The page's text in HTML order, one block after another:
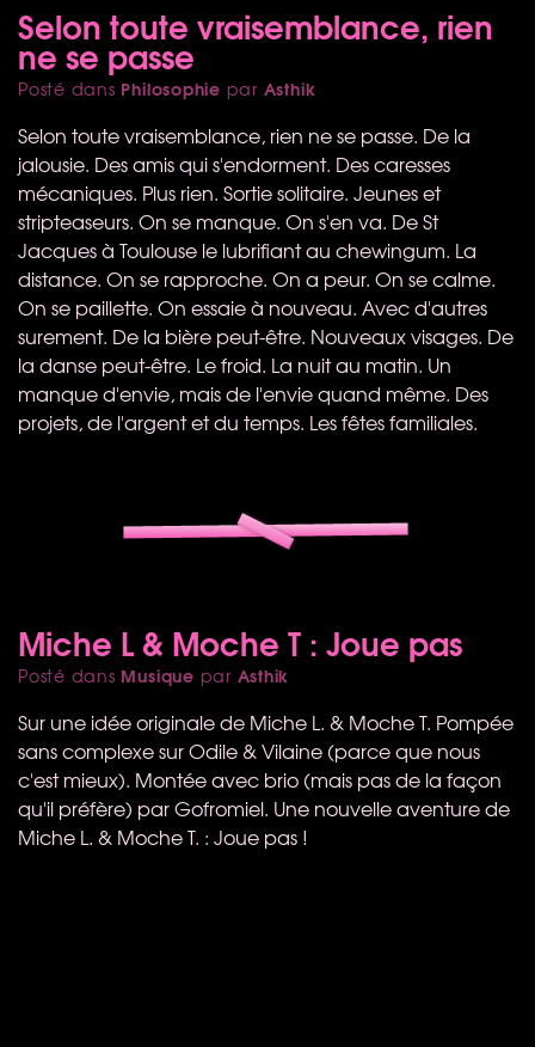
Selon toute vraisemblance, rien
ne se passe
Posté dans Philosophie par Asthik
Selon toute vraisemblance, rien ne se passe. De la
jalousie. Des amis qui s'endorment. Des caresses
mécaniques. Plus rien. Sortie solitaire. Jeunes et
stripteaseurs. On se manque. On s'en va. De St
Jacques à Toulouse le lubrifiant au chewingum. La
distance. On se rapproche. On a peur. On se calme.
On se paillette. On essaie à nouveau. Avec d'autres
surement. De la bière peut-être. Nouveaux visages. De
la danse peut-être. Le froid. La nuit au matin. Un
manque d'envie, mais de l'envie quand même. Des
projets, de l'argent et du temps. Les fêtes familiales.
Miche L & Moche T : Joue pas
Posté dans Musique par Asthik
Sur une idée originale de Miche L. & Moche T. Pompée
sans complexe sur Odile & Vilaine (parce que nous
c'est mieux). Montée avec brio (mais pas de la façon
qu'il préfère) par Gofromiel. Une nouvelle aventure de
Miche L. & Moche T. : Joue pas !